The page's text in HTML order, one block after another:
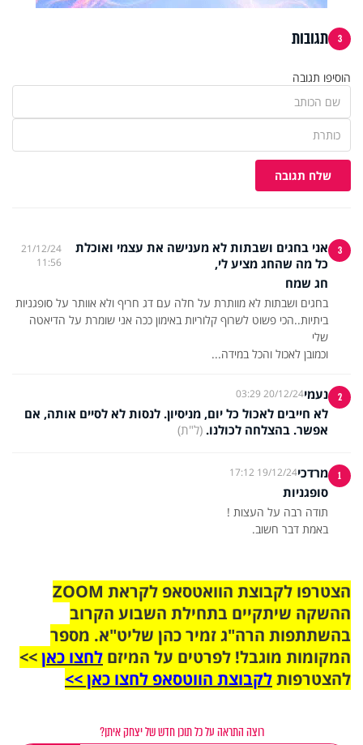
3 תגובות
הוסיפו תגובה
שלח תגובה
3
אני בחגים ושבתות לא מענישה את עצמי ואוכלת
כל מה שהחג מציע לי,
21/12/24
11:56
חג שמח
בחגים ושבתות לא מוותרת על חלה עם דג חריף ולא אוותר על סופגניות
ביתיות..הכי פשוט לשרוף קלוריות באימון ככה אני שומרת על הדיאטה
וכמובן לאכול והכל במידה...
2 נעמי20/12/24 03:29
לא חייבים לאכול כל יום, מניסיון. לנסות לא לסיים אותה, אם
אפשר. בהצלחה לכולנו. (ל"ת)
1 מרדכי19/12/24 17:12
סופגניות
באמת דבר חשוב.
הצטרפו לקבוצת הוואטסאפ לקראת ZOOM
ההשקה שיתקיים בתחילת השבוע הקרוב
בהשתתפות הרה"ג זמיר כהן שליט"א. מספר
המקומות מוגבל! לפרטים על המיזם לחצו כאן>>
להצטרפותלקבוצת הווטסאפ לחצו כאן >>
רוצה התראה על כל תוכן חדש של יצחק איתן?